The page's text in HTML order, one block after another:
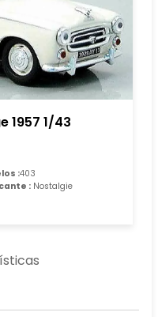
1957 1/43
:403
: Nostalgie